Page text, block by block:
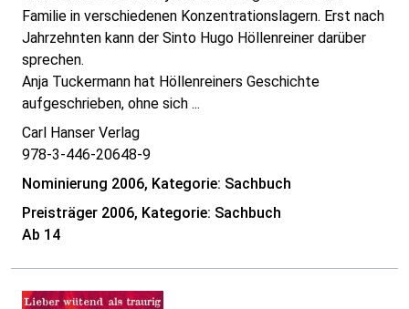
Familie in verschiedenen Konzentrationslagern. Erst nach
Jahrzehnten kann der Sinto Hugo Höllenreiner darüber
sprechen.
Anja Tuckermann hat Höllenreiners Geschichte
aufgeschrieben, ohne sich ...
Carl Hanser Verlag
978-3-446-20648-9
Nominierung 2006, Kategorie: Sachbuch
Preisträger 2006, Kategorie: Sachbuch
Ab 14